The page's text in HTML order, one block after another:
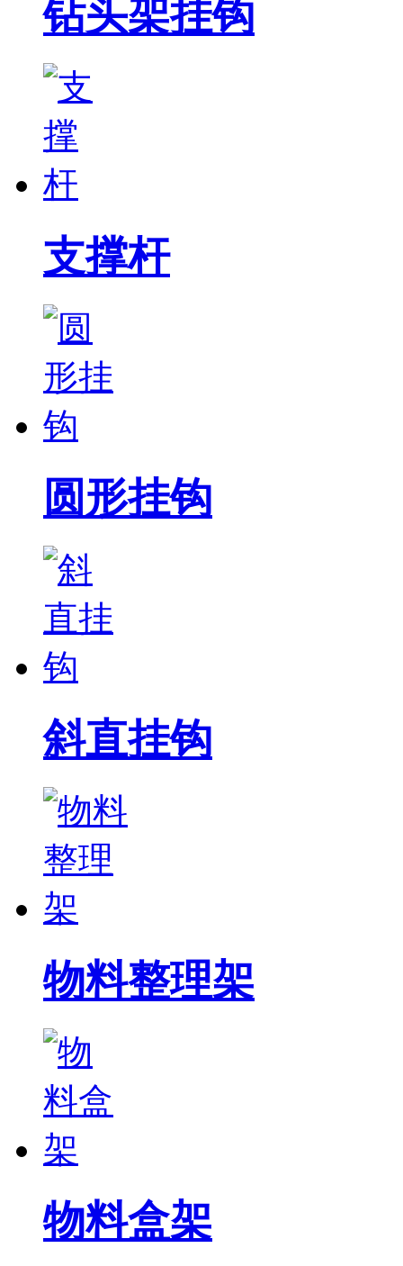
钻头架挂钩
支撑杆
圆形挂钩
斜直挂钩
物料整理架
物料盒架